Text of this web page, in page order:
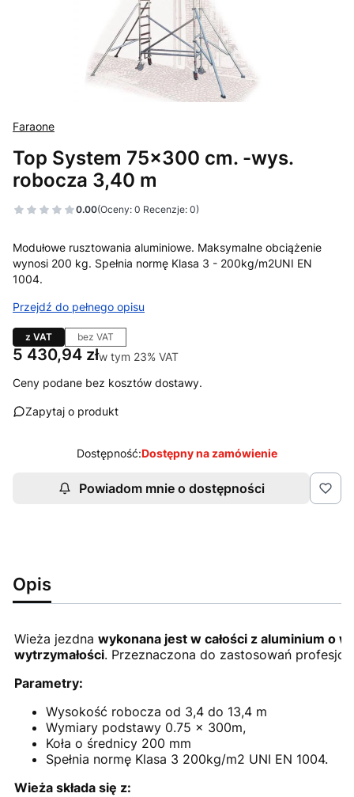
Faraone
Top System 75x300 cm. -wys.
robocza 3,40 m
0.00(Oceny: 0 Recenzje: 0)
Modułowe rusztowania aluminiowe. Maksymalne obciążenie
wynosi 200 kg. Spełnia normę Klasa 3 - 200kg/m2UNI EN
1004.
Przejdź do pełnego opisu
z VAT bez VAT
Cena
5 430,94 złw tym 23% VAT
w tym 23% VAT
Ceny podane bez kosztów dostawy.
Zapytaj o produkt
Dostępność:Dostępny na zamówienie
Powiadom mnie o dostępności
Opis
Wieża jezdna wykonana jest w całości z aluminium o
wytrzymałości. Przeznaczona do zastosowań
Parametry:
Wysokość robocza od 3,4 do 13,4 m
Wymiary podstawy 0.75 x 300m,
Koła o średnicy 200 mm
Spełnia normę Klasa 3 200kg/m2 UNI EN 1004.
Wieża składa się z: